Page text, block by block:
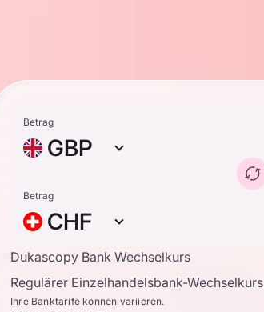
Betrag
GBP
Betrag
CHF
Dukascopy Bank Wechselkurs
Regulärer Einzelhandelsbank-Wechselkurs
Ihre Banktarife können variieren.